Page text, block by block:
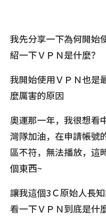
我先分享一下為何開始
紹一下ＶＰＮ是什麼？
我開始使用ＶＰＮ也是
麼厲害的原因
奧運那一年，我很想看
灣隊加油，在申請帳號
區不符，無法播放，這
個東西~
讓我這個3Ｃ原始人長
看一下ＶＰＮ到底是什